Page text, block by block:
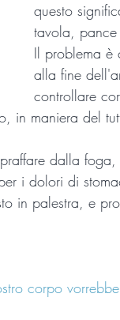
questo
tavola,
Il problema è
alla fine
controllare
in maniera del
dalla foga,
i dolori di
in palestra, e
corpo